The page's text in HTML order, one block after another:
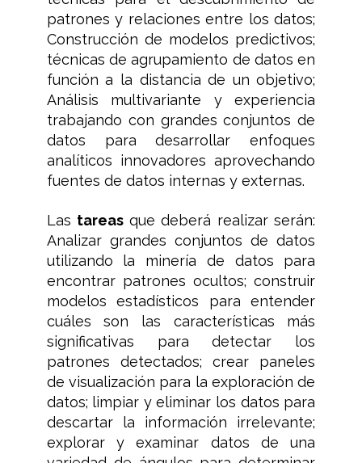
patrones y relaciones entre los datos;
Construcción de modelos predictivos;
técnicas de agrupamiento de datos en
función a la distancia de un objetivo;
Análisis multivariante y experiencia
trabajando con grandes conjuntos de
datos para desarrollar enfoques
analíticos innovadores aprovechando
fuentes de datos internas y externas.
Las tareas que deberá realizar serán:
Analizar grandes conjuntos de datos
utilizando la minería de datos para
encontrar patrones ocultos; construir
modelos estadísticos para entender
cuáles son las características más
significativas para detectar los
patrones detectados; crear paneles
de visualización para la exploración de
datos; limpiar y eliminar los datos para
descartar la información irrelevante;
explorar y examinar datos de una